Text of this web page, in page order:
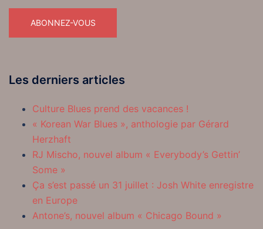
Les derniers articles
Culture Blues prend des vacances !
« Korean War Blues », anthologie par Gérard
Herzhaft
RJ Mischo, nouvel album « Everybody’s Gettin’
Some »
Ça s’est passé un 31 juillet : Josh White enregistre
en Europe
Antone’s, nouvel album « Chicago Bound »